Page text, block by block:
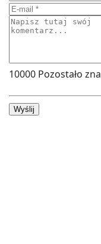
10000 Pozostało
Wyślij